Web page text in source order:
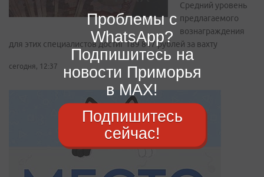
Средний уровень
предлагаемого
вознаграждения
для этих специалистов достиг 189 847 рублей за вахту
сегодня, 12:37
Проблемы с
WhatsApp?
Подпишитесь на
новости Приморья
в MAX!
Подпишитесь
сейчас!